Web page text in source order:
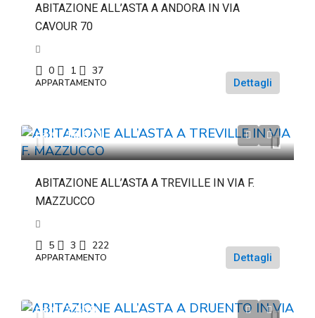
ABITAZIONE ALL’ASTA A ANDORA IN VIA
CAVOUR 70
0 1 37
APPARTAMENTO Dettagli
da€116.671
ABITAZIONE ALL’ASTA A TREVILLE IN VIA F.
MAZZUCCO
5 3 222
APPARTAMENTO Dettagli
da€22.500